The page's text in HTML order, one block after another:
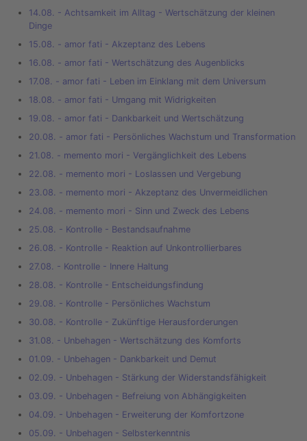
14.08. - Achtsamkeit im Alltag - Wertschätzung der kleinen
Dinge
15.08. - amor fati - Akzeptanz des Lebens
16.08. - amor fati - Wertschätzung des Augenblicks
17.08. - amor fati - Leben im Einklang mit dem Universum
18.08. - amor fati - Umgang mit Widrigkeiten
19.08. - amor fati - Dankbarkeit und Wertschätzung
20.08. - amor fati - Persönliches Wachstum und Transformation
21.08. - memento mori - Vergänglichkeit des Lebens
22.08. - memento mori - Loslassen und Vergebung
23.08. - memento mori - Akzeptanz des Unvermeidlichen
24.08. - memento mori - Sinn und Zweck des Lebens
25.08. - Kontrolle - Bestandsaufnahme
26.08. - Kontrolle - Reaktion auf Unkontrollierbares
27.08. - Kontrolle - Innere Haltung
28.08. - Kontrolle - Entscheidungsfindung
29.08. - Kontrolle - Persönliches Wachstum
30.08. - Kontrolle - Zukünftige Herausforderungen
31.08. - Unbehagen - Wertschätzung des Komforts
01.09. - Unbehagen - Dankbarkeit und Demut
02.09. - Unbehagen - Stärkung der Widerstandsfähigkeit
03.09. - Unbehagen - Befreiung von Abhängigkeiten
04.09. - Unbehagen - Erweiterung der Komfortzone
05.09. - Unbehagen - Selbsterkenntnis